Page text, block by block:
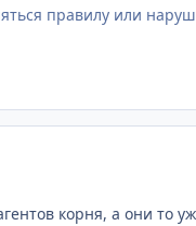
правилу или
корня, а они то